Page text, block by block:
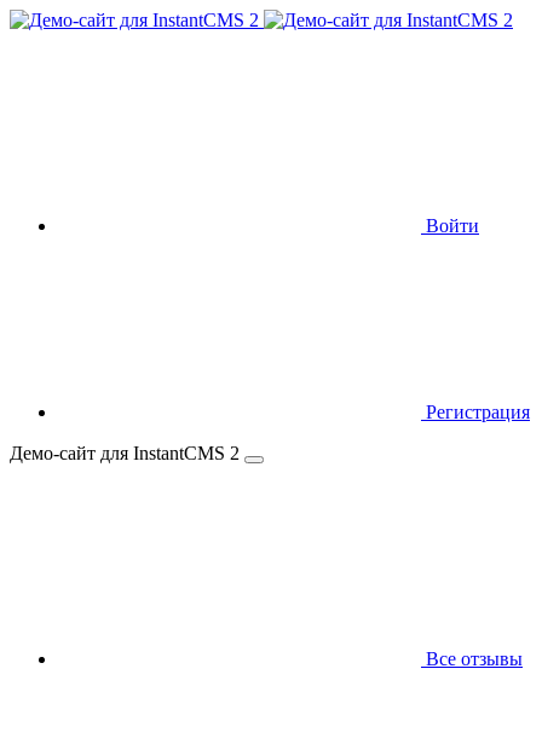
Войти
Регистрация
Демо-сайт для InstantCMS 2
Все отзывы